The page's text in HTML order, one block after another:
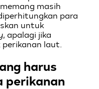
masih
para
untuk
, apalagi jika
perikanan laut.
harus
perikanan